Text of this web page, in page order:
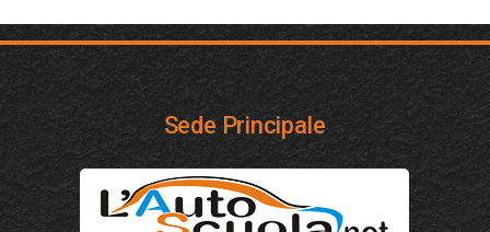
Sede Principale